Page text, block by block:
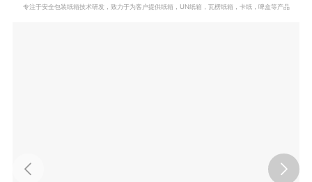
专注于安全包装纸箱技术研发，致力于为客户提供纸箱，UN纸箱，瓦楞纸箱，卡纸，啤盒等产品